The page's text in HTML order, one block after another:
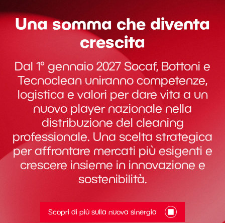
Una somma che diventa
crescita
Dal 1° gennaio 2027 Socaf, Bottoni e
Tecnoclean uniranno competenze,
logistica e valori per dare vita a un
nuovo player nazionale nella
distribuzione del cleaning
professionale. Una scelta strategica
per affrontare mercati più esigenti e
crescere insieme in innovazione e
sostenibilità.
Scopri di più sulla nuova sinergia